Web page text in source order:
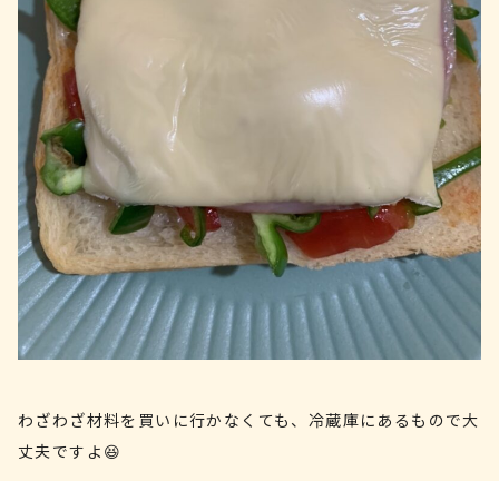
わざわざ材料を買いに行かなくても、冷蔵庫にあるもので大
丈夫ですよ😆